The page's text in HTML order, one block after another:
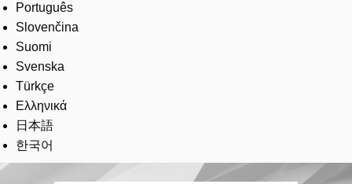
Português
Slovenčina
Suomi
Svenska
Türkçe
Ελληνικά
日本語
한국어